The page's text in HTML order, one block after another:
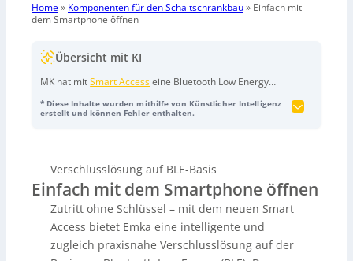
Home» Komponenten für den Schaltschrankbau» Einfach mit
dem Smartphone öffnen
Übersicht mit KI
MK hat mitSmart Accesseine Bluetooth Low Energy
schlüssellosen Zutritt per Smartphone ermöglicht.
verwaltet durch die SoftwareMK Smart Access
Manager, die auch Zugriffe protokolliert. Die Lösung ist
vielseitig einsetzbar, etwa in Behörden, da sie keinen
dauerhaften Internetzugang erfordert und flexible,
kontaktlose Zutrittsrechte bietet. Auch andere MK-Griffe
lassen sich über dieAccess Unit BLEin das System
* Diese Inhalte wurden mithilfe von Künstlicher Intelligenz
erstellt und können Fehler enthalten.
Verschlusslösung auf BLE-Basis
Einfach mit dem Smartphone öffnen
Zutritt ohne Schlüssel – mit dem neuen Smart
Access bietet Emka eine intelligente und
zugleich praxisnahe Verschlusslösung auf der